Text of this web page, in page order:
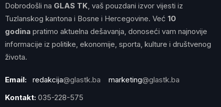
Dobrodošli na GLAS TK , vaš pouzdani izvor vijesti iz
Tuzlanskog kantona i Bosne i Hercegovine. Već 10
godina pratimo aktuelna dešavanja, donoseći vam najnovije
informacije iz politike, ekonomije, sporta, kulture i društvenog
života.
Email: redakcija@glastk.ba marketing@glastk.ba
Kontakt: 035-228-575